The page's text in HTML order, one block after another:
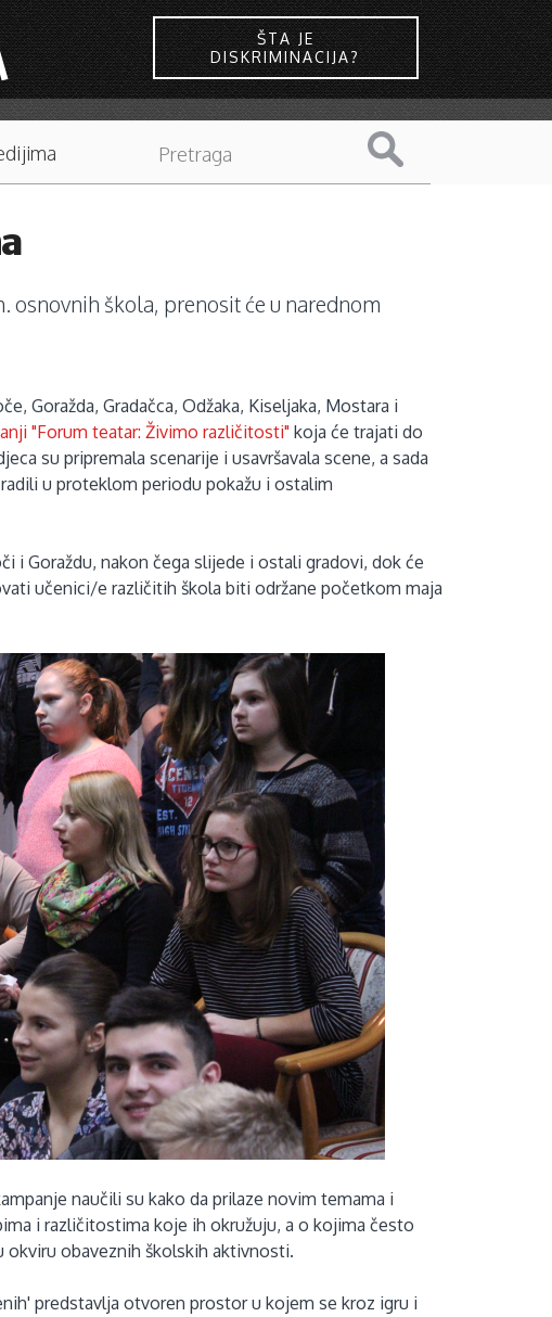
ŠTA JE
DISKRIMINACIJA?
osnovnih škola, prenosit će u narednom
Goražda, Gradačca, Odžaka, Kiseljaka, Mostara i
"Forum teatar: Živimo različitosti" koja će trajati do
su pripremala scenarije i usavršavala scene, a sada
u proteklom periodu pokažu i ostalim
i Goraždu, nakon čega slijede i ostali gradovi, dok će
učenici/e različitih škola biti održane početkom maja
naučili su kako da prilaze novim temama i
i različitostima koje ih okružuju, a o kojima često
okviru obaveznih školskih aktivnosti.
predstavlja otvoren prostor u kojem se kroz igru i